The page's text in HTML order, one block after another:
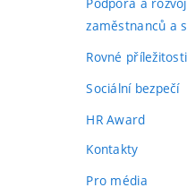
zaměstnanců a
Rovné příležitosti
Sociální bezpečí
HR Award
Kontakty
Pro média